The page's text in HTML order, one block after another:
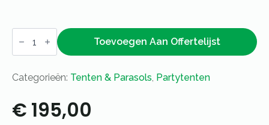
Partytent
6
–
zand
Toevoegen Aan Offertelijst
Categorieën: Tenten & Parasols Partytenten
€ 195,00